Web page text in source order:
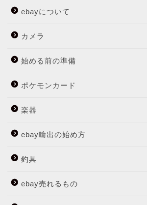
ebayについて
カメラ
始める前の準備
ポケモンカード
楽器
ebay輸出の始め方
釣具
ebay売れるもの